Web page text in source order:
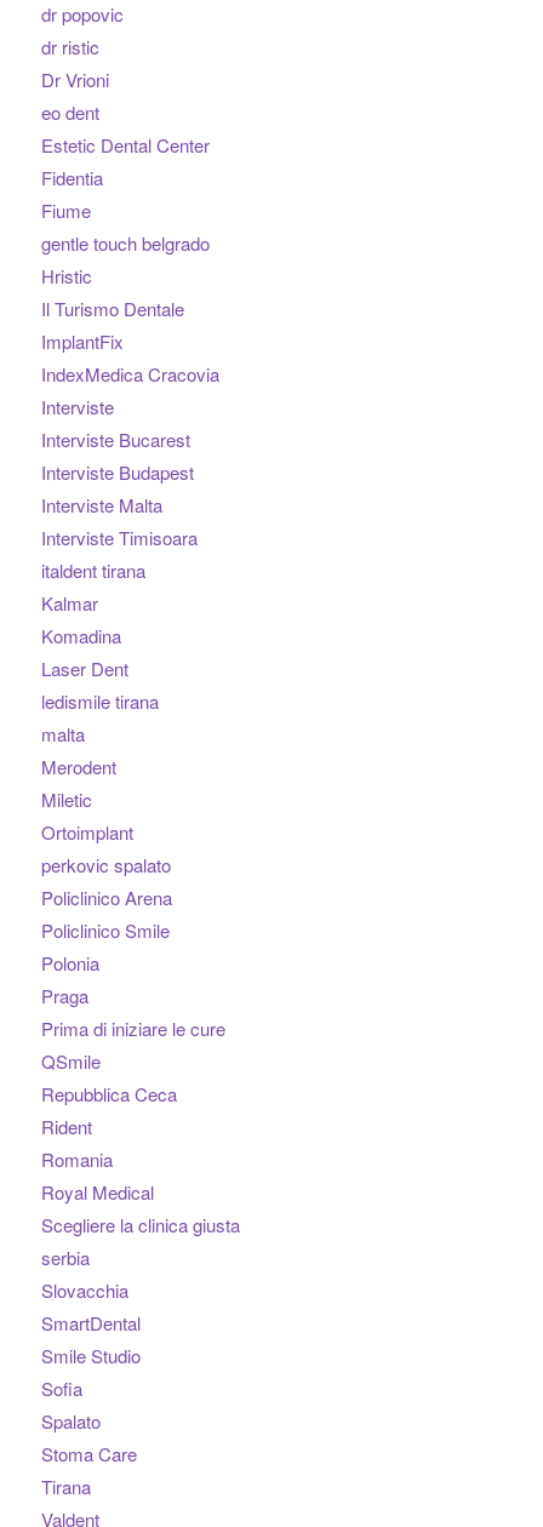
dr popovic
dr ristic
Dr Vrioni
eo dent
Estetic Dental Center
Fidentia
Fiume
gentle touch belgrado
Hristic
Il Turismo Dentale
ImplantFix
IndexMedica Cracovia
Interviste
Interviste Bucarest
Interviste Budapest
Interviste Malta
Interviste Timisoara
italdent tirana
Kalmar
Komadina
Laser Dent
ledismile tirana
malta
Merodent
Miletic
Ortoimplant
perkovic spalato
Policlinico Arena
Policlinico Smile
Polonia
Praga
Prima di iniziare le cure
QSmile
Repubblica Ceca
Rident
Romania
Royal Medical
Scegliere la clinica giusta
serbia
Slovacchia
SmartDental
Smile Studio
Sofia
Spalato
Stoma Care
Tirana
Valdent